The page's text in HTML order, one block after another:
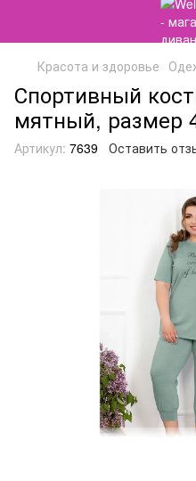
Красота и здоровье
Спортивный
мятный, размер
Артикул: 7639 Оставить